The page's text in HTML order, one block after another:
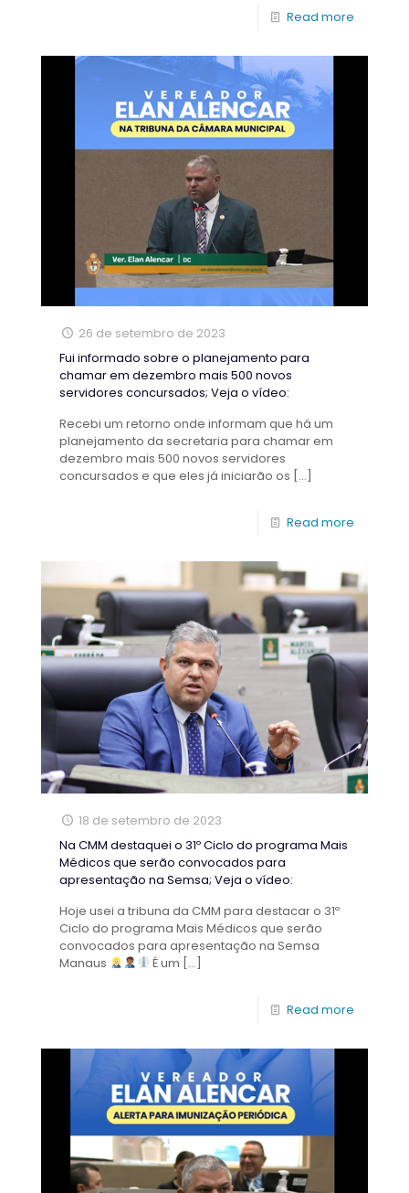
Read more
26 de setembro de 2023
Fui informado sobre o planejamento para
chamar em dezembro mais 500 novos
servidores concursados; Veja o vídeo:
Recebi um retorno onde informam que há um
planejamento da secretaria para chamar em
dezembro mais 500 novos servidores
concursados e que eles já iniciarão os […]
Read more
18 de setembro de 2023
Na CMM destaquei o 31º Ciclo do programa Mais
Médicos que serão convocados para
apresentação na Semsa; Veja o vídeo:
Hoje usei a tribuna da CMM para destacar o 31º
Ciclo do programa Mais Médicos que serão
convocados para apresentação na Semsa
Manaus
É um […]
Read more